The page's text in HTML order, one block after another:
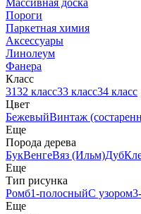
Массивная доска
Пороги
Паркетная химия
Аксессуары
Линолеум
Фанера
Класс
3132 класс33 класс34 класс
Цвет
БежевыйВинтаж
Еще
Порода дерева
БукВенгеВяз (Ильм)Дуб
Еще
Тип рисунка
Ромб1-полосныйС узором
Еще